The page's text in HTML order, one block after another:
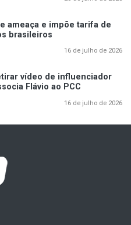
ameaça e impõe tarifa de
brasileiros
16 de julho de 2026
vídeo de influenciador
Flávio ao PCC
16 de julho de 2026